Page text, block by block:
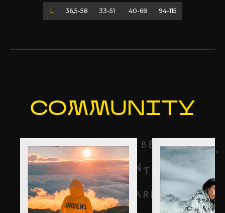
L 36,5-58 33-51 40-68 94-115
COMMUNITY